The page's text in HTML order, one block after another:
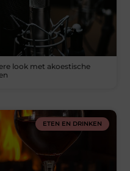
look met akoestische
ETEN EN DRINKEN